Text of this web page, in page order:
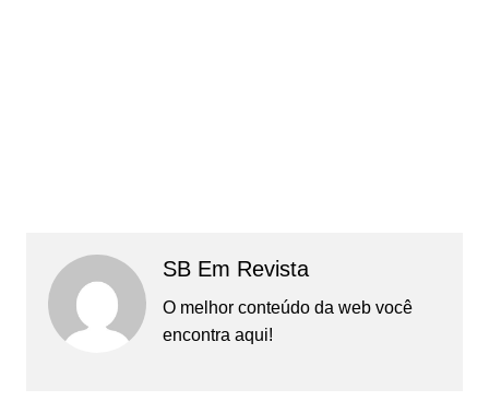
SB Em Revista
O melhor conteúdo da web você
encontra aqui!